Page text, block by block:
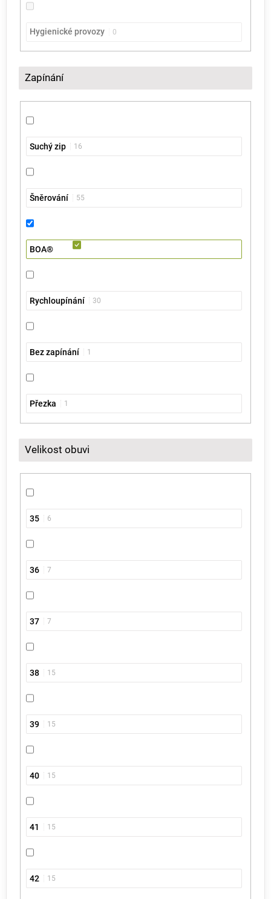
Hygienické provozy 0
Zapínání
Suchý zip 16
Šněrování 55
BOA®
Rychloupínání 30
Bez zapínání 1
Přezka 1
Velikost obuvi
35 6
36 7
37 7
38 15
39 15
40 15
41 15
42 15